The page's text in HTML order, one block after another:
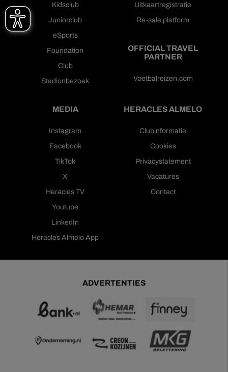
Kidsclub
Juniorclub
eSports
Foundation
Club
Stadionbezoek
Uitkaartregistratie
Re-sale platform
OFFICIAL TRAVEL
PARTNER
Voetbalreizen.com
MEDIA
Instagram
Facebook
TikTok
X
Heracles TV
Youtube
LinkedIn
Heracles Almelo App
HERACLES ALMELO
Clubinformatie
Cookies
Privacystatement
Vacatures
Contact
ADVERTENTIES